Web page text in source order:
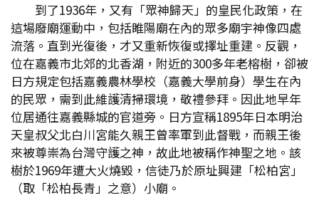
到了1936年，又有「眾神歸天」的皇民化政策，在
這場廢廟運動中，包括睢陽廟在內的眾多廟宇神像四處
流落。直到光復後，才又重新恢復或擇址重建。反觀，
位在嘉義市北郊的北香湖，附近的300多年老榕樹，卻被
日方規定包括嘉義農林學校（嘉義大學前身）學生在內
的民眾，需到此維護清掃環境，敬禮參拜。因此地早年
位居通往嘉義縣城的官道旁。日方宣稱1895年日本明治
天皇叔父北白川宮能久親王曾率軍到此督戰，而親王後
來被尊崇為台灣守護之神，故此地被稱作神聖之地。該
樹於1969年遭大火燒毀，信徒乃於原址興建「松柏宮」
（取「松柏長青」之意）小廟。